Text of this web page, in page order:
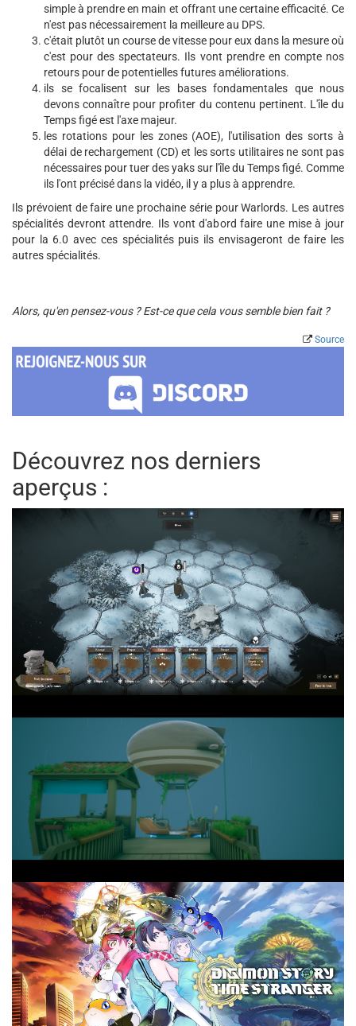
simple à prendre en main et offrant une certaine efficacité. Ce
n'est pas nécessairement la meilleure au DPS.
c'était plutôt un course de vitesse pour eux dans la mesure où
c'est pour des spectateurs. Ils vont prendre en compte nos
retours pour de potentielles futures améliorations.
ils se focalisent sur les bases fondamentales que nous
devons connaître pour profiter du contenu pertinent. L'île du
Temps figé est l'axe majeur.
les rotations pour les zones (AOE), l'utilisation des sorts à
délai de rechargement (CD) et les sorts utilitaires ne sont pas
nécessaires pour tuer des yaks sur l'île du Temps figé. Comme
ils l'ont précisé dans la vidéo, il y a plus à apprendre.
Ils prévoient de faire une prochaine série pour Warlords. Les autres
spécialités devront attendre. Ils vont d'abord faire une mise à jour
pour la 6.0 avec ces spécialités puis ils envisageront de faire les
autres spécialités.
Alors, qu'en pensez-vous ? Est-ce que cela vous semble bien fait ?
Source
Découvrez nos derniers
aperçus :